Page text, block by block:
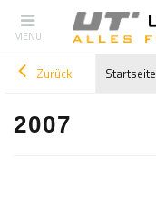
Zurück Startseite
2007